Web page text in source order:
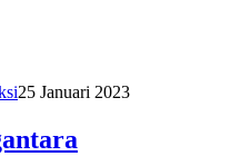
25 Januari 2023